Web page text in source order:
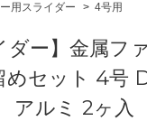
用スライダー > 4号用
ダー】金属フ
めセット 4号
アルミ 2ヶ入